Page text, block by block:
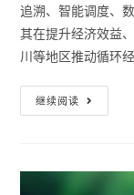
追溯、智能调度、
其在提升经济效益
川等地区推动循环
继续阅读